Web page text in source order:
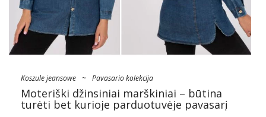
Koszule jeansowe ~ Pavasario kolekcija
Moteriški džinsiniai marškiniai – būtina
turėti bet kurioje parduotuvėje pavasarį